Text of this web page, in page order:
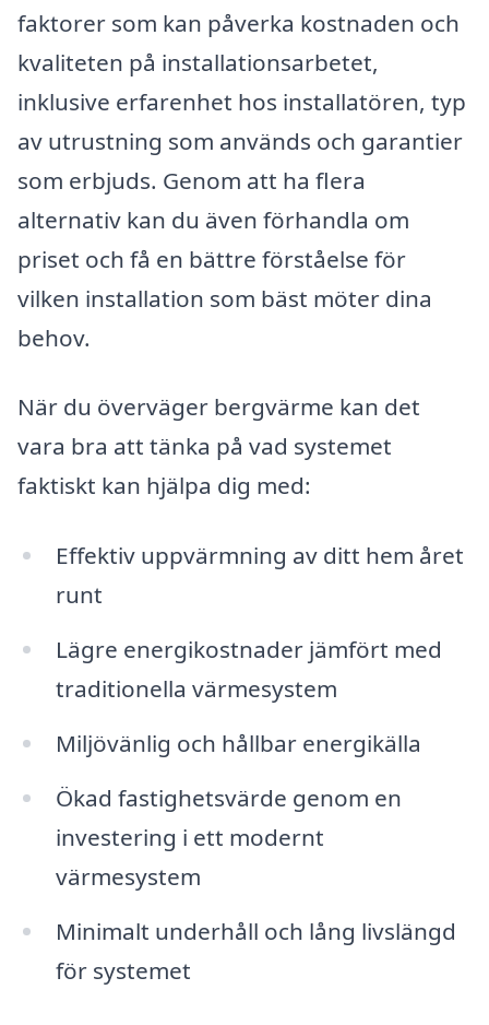
faktorer som kan påverka kostnaden och
kvaliteten på installationsarbetet,
inklusive erfarenhet hos installatören, typ
av utrustning som används och garantier
som erbjuds. Genom att ha flera
alternativ kan du även förhandla om
priset och få en bättre förståelse för
vilken installation som bäst möter dina
behov.
När du överväger bergvärme kan det
vara bra att tänka på vad systemet
faktiskt kan hjälpa dig med:
Effektiv uppvärmning av ditt hem året
runt
Lägre energikostnader jämfört med
traditionella värmesystem
Miljövänlig och hållbar energikälla
Ökad fastighetsvärde genom en
investering i ett modernt
värmesystem
Minimalt underhåll och lång livslängd
för systemet